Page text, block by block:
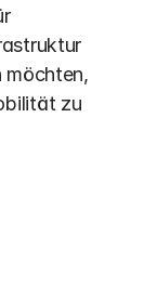
möchten,
zu